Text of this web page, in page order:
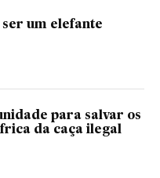
um elefante
para salvar os
da caça ilegal